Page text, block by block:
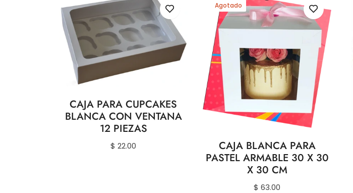
CAJA PARA CUPCAKES
BLANCA CON VENTANA
12 PIEZAS
Precio
$ 22.00
Agotado
CAJA BLANCA PARA
PASTEL ARMABLE 30 X 30
X 30 CM
Precio
$ 63.00